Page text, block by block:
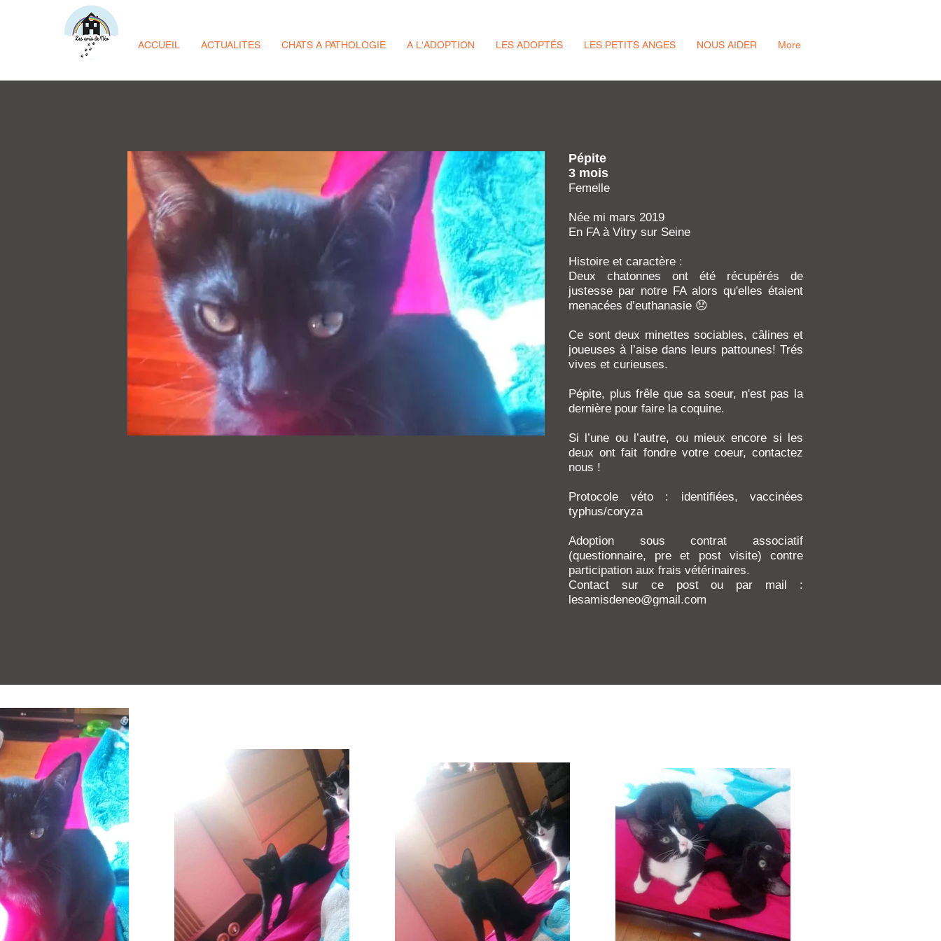
ACCUEIL ACTUALITES CHATS A PATHOLOGIE A L'ADOPTION LES ADOPTÉS LES PETITS ANGES NOUS AIDER More
Pépite
3 mois
Femelle
Née mi mars 2019
En FA à Vitry sur Seine
Histoire et caractère :
Deux chatonnes ont été récupérés de
justesse par notre FA alors qu'elles étaient
menacées d’euthanasie 😞
Ce sont deux minettes sociables, câlines et
joueuses à l’aise dans leurs pattounes! Trés
vives et curieuses.
Pépite, plus frêle que sa soeur, n'est pas la
dernière pour faire la coquine.
Si l’une ou l’autre, ou mieux encore si les
deux ont fait fondre votre coeur, contactez
nous !
Protocole véto : identifiées, vaccinées
typhus/coryza
Adoption sous contrat associatif
(questionnaire, pre et post visite) contre
participation aux frais vétérinaires.
Contact sur ce post ou par mail :
lesamisdeneo@gmail.com